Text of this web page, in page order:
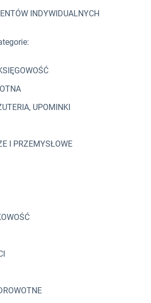
INDYWIDUALNYCH
UPOMINKI
I PRZEMYSŁOWE